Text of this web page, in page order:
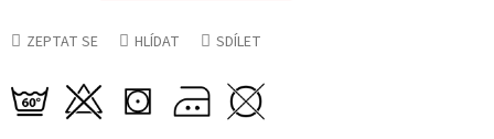
ZEPTAT SE HLÍDAT SDÍLET